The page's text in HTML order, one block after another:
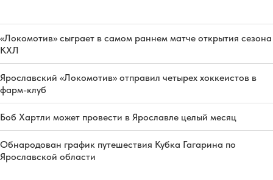
«Локомотив» сыграет в самом раннем матче открытия сезона
КХЛ
Ярославский «Локомотив» отправил четырех хоккеистов в
фарм-клуб
Боб Хартли может провести в Ярославле целый месяц
Обнародован график путешествия Кубка Гагарина по
Ярославской области